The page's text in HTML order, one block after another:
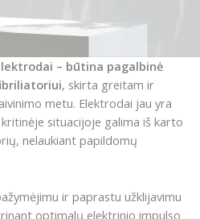
– būtina pagalbinė
, skirta greitam ir
metu. Elektrodai jau yra
situacijoje galima iš karto
nelaukiant papildomų
ir paprastu užklijavimu
optimalų elektrinio impulso